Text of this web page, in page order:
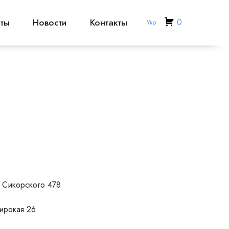
Новости Контакты Укр 0
478
26